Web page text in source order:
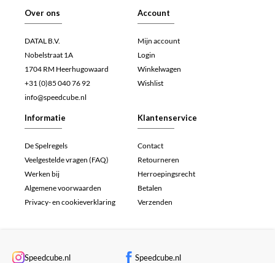
Over ons
DATAL B.V.
Nobelstraat 1A
1704 RM Heerhugowaard
+31 (0)85 040 76 92
info@speedcube.nl
Account
Mijn account
Login
Winkelwagen
Wishlist
Informatie
De Spelregels
Veelgestelde vragen (FAQ)
Werken bij
Algemene voorwaarden
Privacy- en cookieverklaring
Klantenservice
Contact
Retourneren
Herroepingsrecht
Betalen
Verzenden
Speedcube.nl Speedcube.nl